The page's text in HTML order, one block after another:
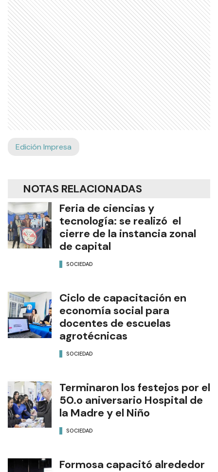
Edición Impresa
NOTAS RELACIONADAS
Feria de ciencias y
tecnología: se realizó el
cierre de la instancia zonal
de capital
SOCIEDAD
Ciclo de capacitación en
economía social para
docentes de escuelas
agrotécnicas
SOCIEDAD
Terminaron los festejos por el
50.o aniversario Hospital de
la Madre y el Niño
SOCIEDAD
Formosa capacitó alrededor